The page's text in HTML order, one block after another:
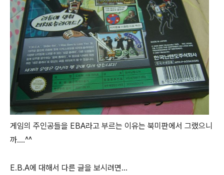
게임의 주인공들을 EBA라고 부르는 이유는 북미판에서 그랬으니
까....^^
E.B.A에 대해서 다른 글을 보시려면...